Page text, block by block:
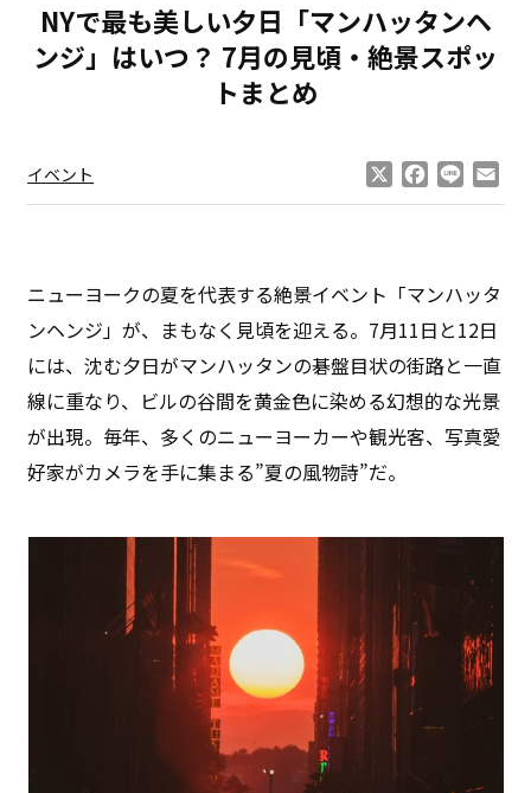
NYで最も美しい夕日「マンハッタンヘ
ンジ」はいつ？ 7月の見頃・絶景スポッ
トまとめ
イベント Facebook
Line
ニューヨークの夏を代表する絶景イベント「マンハッタ
ンヘンジ」が、まもなく見頃を迎える。7月11日と12日
には、沈む夕日がマンハッタンの碁盤目状の街路と一直
線に重なり、ビルの谷間を黄金色に染める幻想的な光景
が出現。毎年、多くのニューヨーカーや観光客、写真愛
好家がカメラを手に集まる”夏の風物詩”だ。